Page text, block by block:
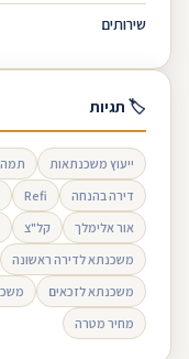
שירותים
🏷 תגיות
ייעוץ משכנתאות
דירה בהנחה
Refi
אור אלימלך
קל"צ
משכנתא לדירה ראשונה
משכנתא לזכאים
מחיר מטרה